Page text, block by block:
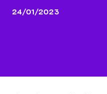
24/01/2023